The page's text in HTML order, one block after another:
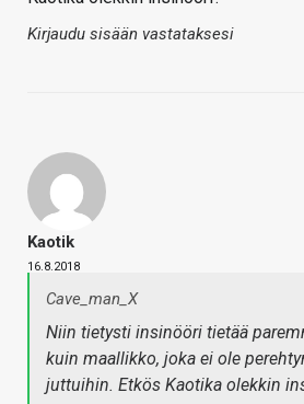
Kirjaudu sisään vastataksesi
Kaotik
16.8.2018
Cave_man_X
Niin tietysti insinööri tietää
kuin maallikko, joka ei ole
juttuihin. Etkös Kaotika olekkin